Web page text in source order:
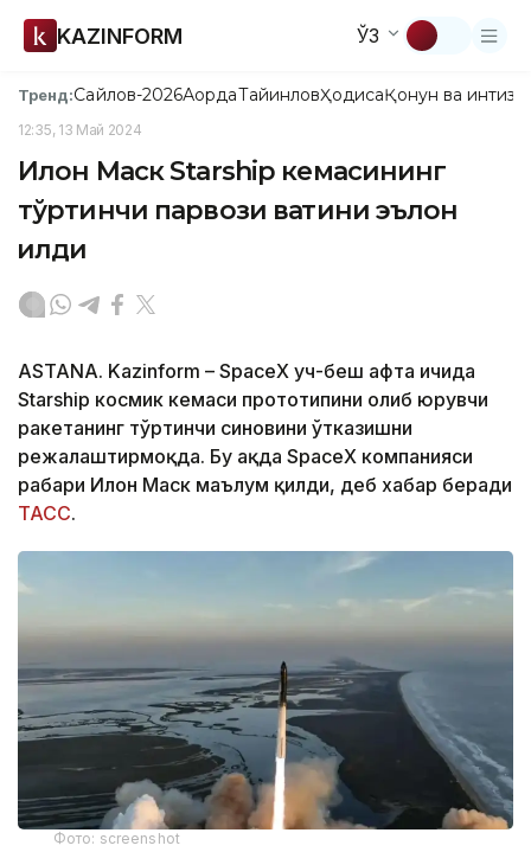
KAZINFORM ЎЗ
Тренд:Сайлов-2026АқордаТайинловҲодисаҚонун ва
12:35, 13 Май 2024
Илон Маск Starship кемасининг
тўртинчи парвози вақтини эълон
қилди
ASTANA. Kazinform – SpaceX уч-беш ҳафта ичида
Starship космик кемаси прототипини олиб юрувчи
ракетанинг тўртинчи синовини ўтказишни
режалаштирмоқда. Бу ҳақда SpaceX компанияси
раҳбари Илон Маск маълум қилди, деб хабар беради
ТАСС.
Фото: screenshot